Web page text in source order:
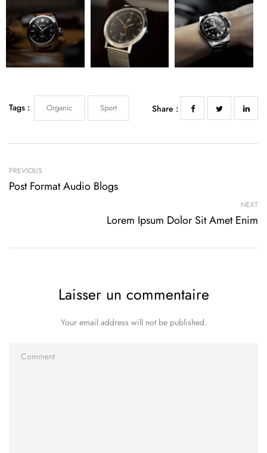
Tags : Organic Sport Share :
PREVIOUS
Post Format Audio Blogs
NEXT
Lorem Ipsum Dolor Sit Amet Enim
Laisser un commentaire
Your email address will not be published.